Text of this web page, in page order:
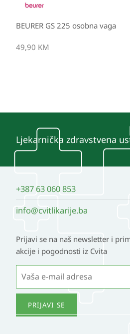
BEURER GS 225 osobna vaga
49,90 KM
Ljekarnička zdravstvena
+387 63 060 853
info@cvitlikarije.ba
Prijavi se na naš newsletter i
akcije i pogodnosti iz Cvita